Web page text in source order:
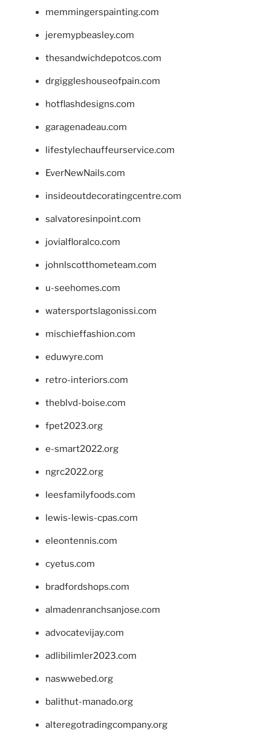
memmingerspainting.com
jeremypbeasley.com
thesandwichdepotcos.com
drgiggleshouseofpain.com
hotflashdesigns.com
garagenadeau.com
lifestylechauffeurservice.com
EverNewNails.com
insideoutdecoratingcentre.com
salvatoresinpoint.com
jovialfloralco.com
johnlscotthometeam.com
u-seehomes.com
watersportslagonissi.com
mischieffashion.com
eduwyre.com
retro-interiors.com
theblvd-boise.com
fpet2023.org
e-smart2022.org
ngrc2022.org
leesfamilyfoods.com
lewis-lewis-cpas.com
eleontennis.com
cyetus.com
bradfordshops.com
almadenranchsanjose.com
advocatevijay.com
adlibilimler2023.com
naswwebed.org
balithut-manado.org
alteregotradingcompany.org